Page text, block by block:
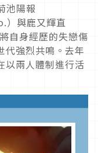
池陽報
）與鹿又輝直
自身經歷的失戀傷
代強烈共鳴。去年
以兩人體制進行活